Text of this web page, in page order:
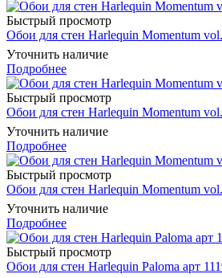
Быстрый просмотр
Обои для стен Harlequin Momentum
Уточнить наличие
Подробнее
Быстрый просмотр
Обои для стен Harlequin Momentum vol.
Уточнить наличие
Подробнее
Быстрый просмотр
Обои для стен Harlequin Momentum
Уточнить наличие
Подробнее
Быстрый просмотр
Обои для стен Harlequin Paloma арт